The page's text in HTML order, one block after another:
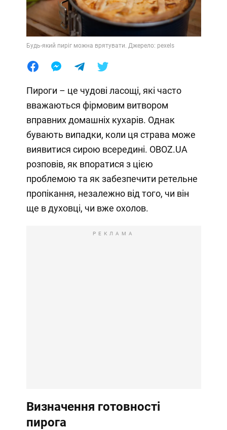
Будь-який пиріг можна врятувати. Джерело: pexels
Пироги – це чудові ласощі, які часто
вважаються фірмовим витвором
вправних домашніх кухарів. Однак
бувають випадки, коли ця страва може
виявитися сирою всередині. OBOZ.UA
розповів, як впоратися з цією
проблемою та як забезпечити ретельне
пропікання, незалежно від того, чи він
ще в духовці, чи вже охолов.
РЕКЛАМА
Визначення готовності
пирога